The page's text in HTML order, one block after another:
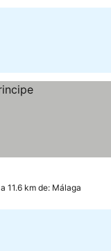
11.6 km de: Málaga